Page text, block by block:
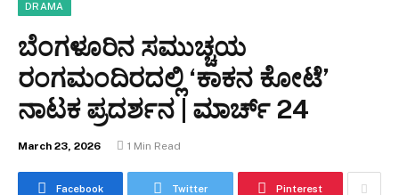
DRAMA
ಬೆಂಗಳೂರಿನ ಸಮುಚ್ಚಯ
ರಂಗಮಂದಿರದಲ್ಲಿ ‘ಕಾಕನ ಕೋಟೆ’
ನಾಟಕ ಪ್ರದರ್ಶನ | ಮಾರ್ಚ್ 24
March 23, 2026 1 Min Read
Facebook Twitter Pinterest